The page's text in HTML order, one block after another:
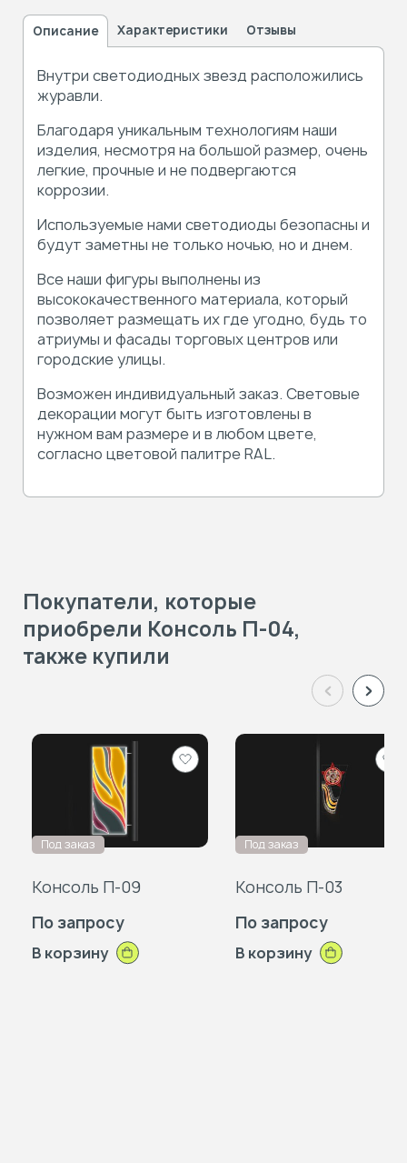
Описание Характеристики Отзывы
Внутри светодиодных звезд расположились
журавли.
Благодаря уникальным технологиям наши
изделия, несмотря на большой размер, очень
легкие, прочные и не подвергаются
коррозии.
Используемые нами светодиоды безопасны и
будут заметны не только ночью, но и днем.
Все наши фигуры выполнены из
высококачественного материала, который
позволяет размещать их где угодно, будь то
атриумы и фасады торговых центров или
городские улицы.
Возможен индивидуальный заказ. Световые
декорации могут быть изготовлены в
нужном вам размере и в любом цвете,
согласно цветовой палитре RAL.
Покупатели, которые
приобрели Консоль П-04,
также купили
Добавить
в
Под заказ
Консоль П-09
По запросу
В корзину
в
Под заказ
Консоль П-03
По запросу
В корзину